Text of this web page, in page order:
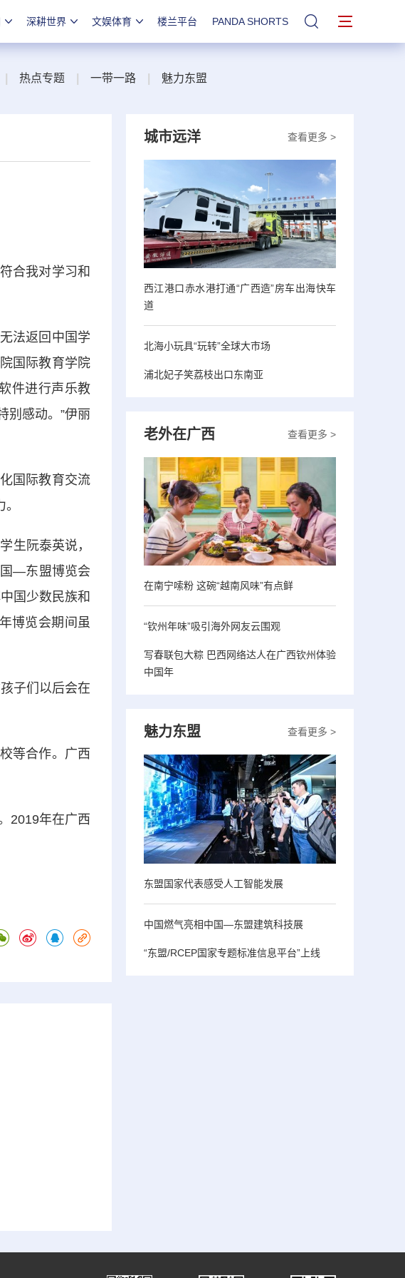
深耕世界 文娱体育 楼兰平台 PANDA SHORTS 站内搜索
热点专题 一带一路 魅力东盟
合我对学习和
法返回中国学
国际教育学院
件进行声乐教
别感动。”伊丽
国际教育交流
生阮泰英说，
—东盟博览会
国少数民族和
博览会期间虽
子们以后会在
等合作。广西
2019年在广西
查看更多 >
城市远洋
西江港口赤水港打通“广西造”房车出海快车
道
北海小玩具“玩转”全球大市场
浦北妃子笑荔枝出口东南亚
查看更多 >
老外在广西
在南宁嗦粉 这碗“越南风味”有点鲜
“钦州年味”吸引海外网友云围观
写春联包大粽 巴西网络达人在广西钦州体验
中国年
查看更多 >
魅力东盟
东盟国家代表感受人工智能发展
中国燃气亮相中国—东盟建筑科技展
“东盟/RCEP国家专题标准信息平台”上线